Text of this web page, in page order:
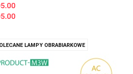
LAMPY OBRABIARKOWE